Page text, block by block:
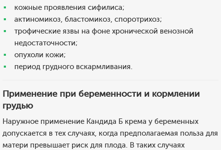
кожные проявления сифилиса;
актиномикоз, бластомикоз, споротрихоз;
трофические язвы на фоне хронической венозной
недостаточности;
опухоли кожи;
период грудного вскармливания.
Применение при беременности и кормлении
грудью
Наружное применение Кандида Б крема у беременных
допускается в тех случаях, когда предполагаемая польза для
матери превышает риск для плода. В таких случаях